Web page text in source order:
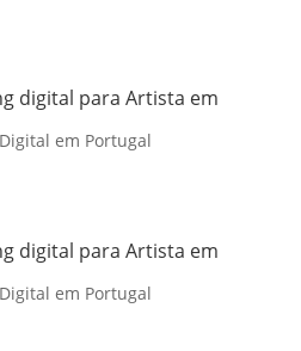
digital para Artista em
em Portugal
digital para Artista em
em Portugal